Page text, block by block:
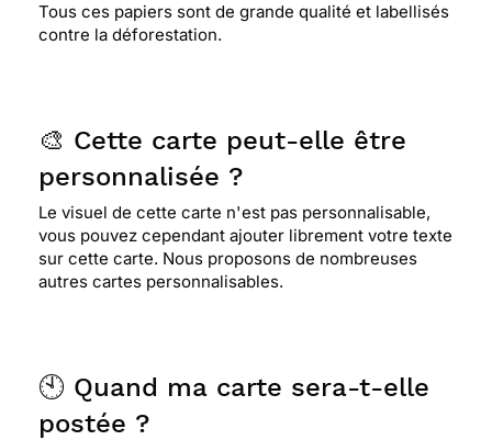
Tous ces papiers sont de grande qualité et labellisés
contre la déforestation.
🎨 Cette carte peut-elle être
personnalisée ?
Le visuel de cette carte n'est pas personnalisable,
vous pouvez cependant ajouter librement votre texte
sur cette carte. Nous proposons de nombreuses
autres cartes personnalisables.
🕙 Quand ma carte sera-t-elle
postée ?